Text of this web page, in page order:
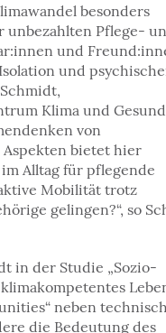
besonders
unbezahlten Pflege-
und
und
Klima und
von
bietet hier
Alltag für pflegende
Mobilität trotz
gelingen?“, so
in der Studie „Sozio-
neben
die Bedeutung des